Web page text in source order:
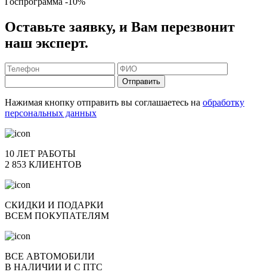
Оставьте заявку, и Вам перезвонит
наш эксперт.
Отправить
Нажимая кнопку отправить вы соглашаетесь на обработку
персональных данных
10 ЛЕТ РАБОТЫ
2 853 КЛИЕНТОВ
СКИДКИ И ПОДАРКИ
ВСЕМ ПОКУПАТЕЛЯМ
ВСЕ АВТОМОБИЛИ
В НАЛИЧИИ И С ПТС